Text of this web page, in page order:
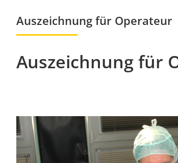
Auszeichnung für Operateur
Auszeichnung für